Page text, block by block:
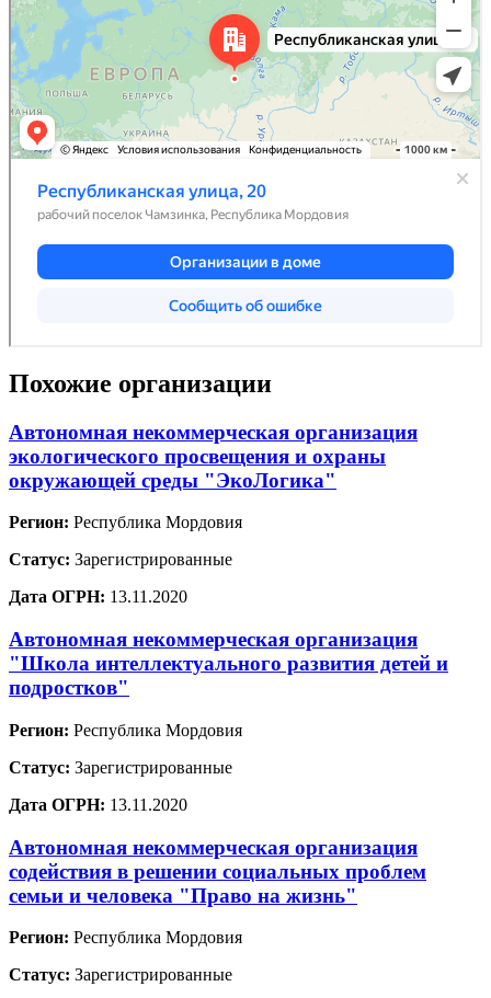
Похожие организации
Автономная некоммерческая организация
экологического просвещения и охраны
окружающей среды "ЭкоЛогика"
Регион: Республика Мордовия
Статус: Зарегистрированные
Дата ОГРН: 13.11.2020
Автономная некоммерческая организация
"Школа интеллектуального развития детей и
подростков"
Регион: Республика Мордовия
Статус: Зарегистрированные
Дата ОГРН: 13.11.2020
Автономная некоммерческая организация
содействия в решении социальных проблем
семьи и человека "Право на жизнь"
Регион: Республика Мордовия
Статус: Зарегистрированные